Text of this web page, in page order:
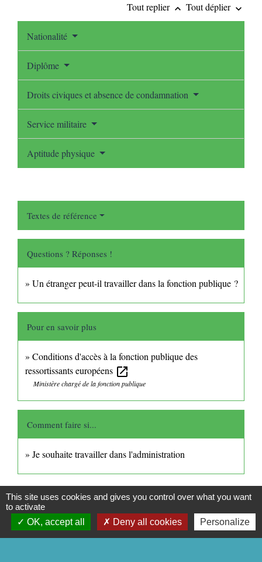
Tout replier keyboard_arrow_up Tout déplier keyboard_arrow_down
Nationalité
Diplôme
Droits civiques et absence de condamnation
Service militaire
Aptitude physique
Textes de référence
Questions ? Réponses !
Un étranger peut-il travailler dans la fonction publique ?
Pour en savoir plus
Conditions d'accès à la fonction publique des
ressortissants européens open_in_new
Ministère chargé de la fonction publique
Comment faire si...
Je souhaite travailler dans l'administration
Signaler une erreur sur cette page
This site uses cookies and gives you control over what you want
to activate
OK, accept all
Deny all cookies Personalize